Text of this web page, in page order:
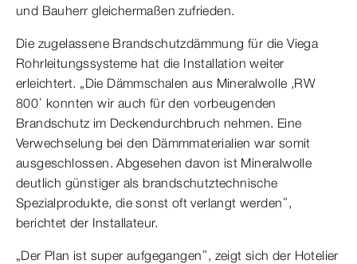
und Bauherr gleichermaßen zufrieden.
Die zugelassene Brandschutzdämmung für die Viega
Rohrleitungssysteme hat die Installation weiter
erleichtert. „Die Dämmschalen aus Mineralwolle ‚RW
800‘ konnten wir auch für den vorbeugenden
Brandschutz im Deckendurchbruch nehmen. Eine
Verwechselung bei den Dämmmaterialien war somit
ausgeschlossen. Abgesehen davon ist Mineralwolle
deutlich günstiger als brandschutztechnische
Spezialprodukte, die sonst oft verlangt werden“,
berichtet der Installateur.
„Der Plan ist super aufgegangen“, zeigt sich der Hotelier